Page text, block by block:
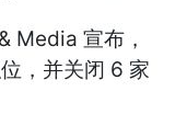
Media 宣布，
，并关闭 6 家